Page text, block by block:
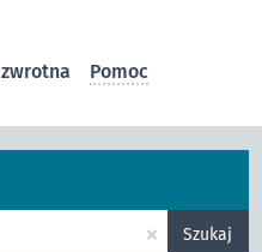
Pomoc
× Szukaj